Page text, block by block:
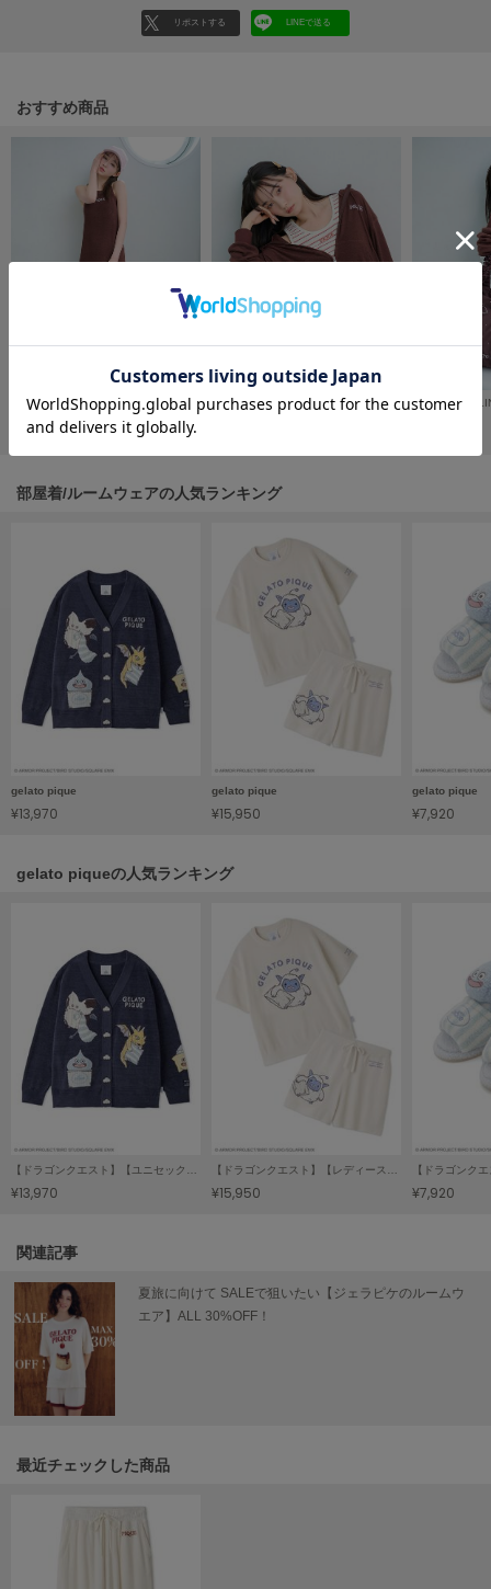
ジェラート ピケ
GELATO PIQUE CAT&DOG
ジェラート ピケ キャットアンドドッグ
Henon.
HUNTER
ホカ オネオネ
KEEN
キーン
ラート
le
le coq sportif
LeSportsac
レスポートサック
LILY BROWN
リリーブラウン
LILY BROWN Lingerie
リリーブラウンランジェリー
リトルユニオン トウキョウ
メイドオブオーガニクス
MICHU COQUETTE
ミチュ コケット
MIESROHE
ミースロエ
リポストする LINEで送る
おすすめ商品
【USAGI ONLINE限定】【接触冷感】【UVカット】パイルカップインワンピース
【USAGI ONLINE限定カラーあり】【接触冷感】【UVカット】パイル短丈パーカ
部屋着/ルームウェアの人気ランキング
gelato pique
¥13,970
gelato pique
¥15,950
gelato pique
¥7,920
gelato piqueの人気ランキング
【ドラゴンクエスト】【ユニセックス】ジャガードカーディガン
¥13,970
【ドラゴンクエスト】【レディース】ジャガード半袖プルオーバー&ショートパンツセット
¥15,950 ¥7,920
関連記事
夏旅に向けて SALEで狙いたい【ジェラピケのルームウ
エア】ALL 30%OFF！
最近チェックした商品